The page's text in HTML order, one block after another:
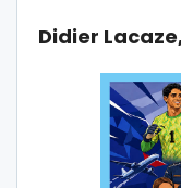
Didier